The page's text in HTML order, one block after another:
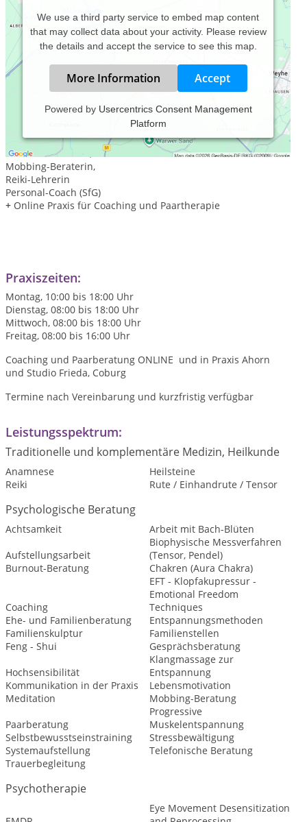
We use a third party service to embed map content
that may collect data about your activity. Please review
the details and accept the service to see this map.
More Information Accept
Powered by Usercentrics Consent Management
Platform
Heilpraktikerin für Psychotherapie
Systemisch Integrative Paartherapeutin,
Burnout-Beraterin,
Mobbing-Beraterin,
Reiki-Lehrerin
Personal-Coach (SfG)
+ Online Praxis für Coaching und Paartherapie
Praxiszeiten:
Montag, 10:00 bis 18:00 Uhr
Dienstag, 08:00 bis 18:00 Uhr
Mittwoch, 08:00 bis 18:00 Uhr
Freitag, 08:00 bis 16:00 Uhr
Coaching und Paarberatung ONLINE und in Praxis Ahorn
und Studio Frieda, Coburg
Termine nach Vereinbarung und kurzfristig verfügbar
Leistungsspektrum:
Traditionelle und komplementäre Medizin, Heilkunde
Anamnese
Heilsteine
Reiki
Rute / Einhandrute / Tensor
Psychologische Beratung
Achtsamkeit
Arbeit mit Bach-Blüten
Aufstellungsarbeit
Biophysische Messverfahren
(Tensor, Pendel)
Burnout-Beratung
Chakren (Aura Chakra)
Coaching
EFT - Klopfakupressur -
Emotional Freedom
Techniques
Ehe- und Familienberatung
Entspannungsmethoden
Familienskulptur
Familienstellen
Feng - Shui
Gesprächsberatung
Hochsensibilität
Klangmassage zur
Entspannung
Kommunikation in der Praxis
Lebensmotivation
Meditation
Mobbing-Beratung
Paarberatung
Progressive
Muskelentspannung
Selbstbewusstseinstraining
Stressbewältigung
Systemaufstellung
Telefonische Beratung
Trauerbegleitung
Psychotherapie
Eye Movement Desensitization